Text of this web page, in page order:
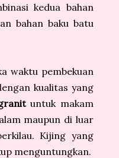
kedua bahan
bahan baku batu
waktu pembekuan
kualitas yang
untuk makam
maupun di luar
Kijing yang
menguntungkan.